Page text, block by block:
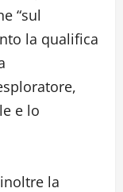
“sul
la qualifica
e lo
la